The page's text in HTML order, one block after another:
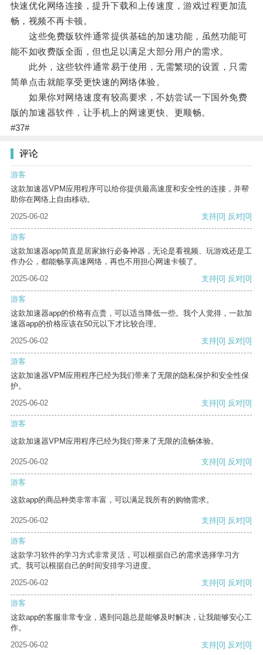
快速优化网络连接，提升下载和上传速度，游戏过程更加流
畅，视频不再卡顿。
这些免费版软件通常提供基础的加速功能，虽然功能可
能不如收费版全面，但也足以满足大部分用户的需求。
此外，这些软件通常易于使用，无需繁琐的设置，只需
简单点击就能享受更快速的网络体验。
如果你对网络速度有较高要求，不妨尝试一下国外免费
版的加速器软件，让手机上的网速更快、更顺畅。
#37#
评论
游客
这款加速器VPM应用程序可以给你提供最高速度和安全性的连接，并帮
助你在网络上自由移动。
2025-06-02
支持[0] 反对[0]
游客
这款加速器app简直是居家旅行必备神器，无论是看视频、玩游戏还是工
作办公，都能畅享高速网络，再也不用担心网速卡顿了。
2025-06-02
支持[0] 反对[0]
游客
这款加速器app的价格有点贵，可以适当降低一些。我个人觉得，一款加
速器app的价格应该在50元以下才比较合理。
2025-06-02
支持[0] 反对[0]
游客
这款加速器VPM应用程序已经为我们带来了无限的隐私保护和安全性保
护。
2025-06-02
支持[0] 反对[0]
游客
这款加速器VPM应用程序已经为我们带来了无限的流畅体验。
2025-06-02 支持[0] 反对[0]
游客
这款app的商品种类非常丰富，可以满足我所有的购物需求。
2025-06-02 支持[0] 反对[0]
游客
这款学习软件的学习方式非常灵活，可以根据自己的需求选择学习方
式。我可以根据自己的时间安排学习进度。
2025-06-02
支持[0] 反对[0]
游客
这款app的客服非常专业，遇到问题总是能够及时解决，让我能够安心工
作。
2025-06-02
支持[0] 反对[0]